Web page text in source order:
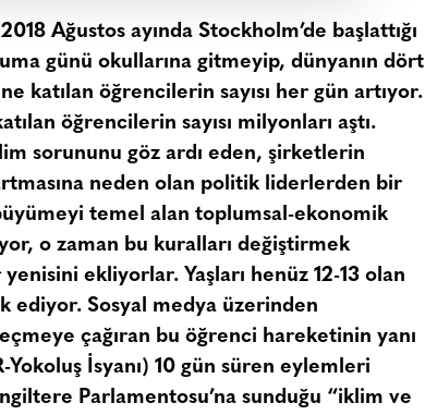
Ağustos ayında Stockholm’de başlattığı
günü okullarına gitmeyip, dünyanın dört
katılan öğrencilerin sayısı her gün artıyor.
öğrencilerin sayısı milyonları aştı.
sorununu göz ardı eden, şirketlerin
neden olan politik liderlerden bir
temel alan toplumsal-ekonomik
o zaman bu kuralları değiştirmek
ekliyorlar. Yaşları henüz 12-13 olan
Sosyal medya üzerinden
çağıran bu öğrenci hareketinin yanı
Yokoluş İsyanı) 10 gün süren eylemleri
Parlamentosu’na sunduğu “iklim ve